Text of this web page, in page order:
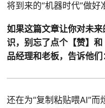
将到来的“机器时代”做好
如果这篇文章让你对未
识，别忘了点个【赞】
品经理和老板，告诉他们
还在为“复制粘贴喂AI”而